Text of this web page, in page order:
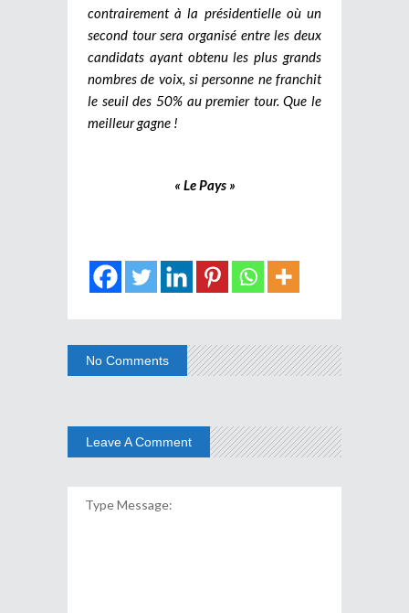
contrairement à la présidentielle où un
second tour sera organisé entre les deux
candidats ayant obtenu les plus grands
nombres de voix, si personne ne franchit
le seuil des 50% au premier tour. Que le
meilleur gagne !
« Le Pays »
No Comments
Leave A Comment